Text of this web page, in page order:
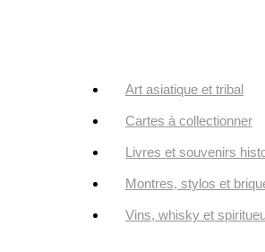
Art asiatique et tribal
Cartes à collectionner
Livres et souvenirs
Montres, stylos et
Vins, whisky et